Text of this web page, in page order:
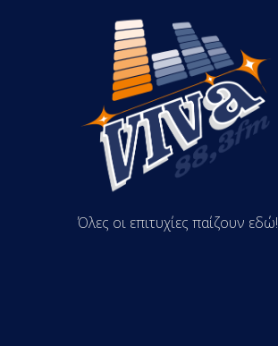
Όλες οι επιτυχίες παίζουν εδώ!